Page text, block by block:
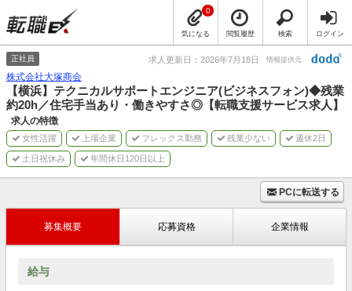
気になる
0
閲覧履歴 検索 ログイン
正社員 求人更新日：2026年7月18日 情報提供元
株式会社大塚商会
【横浜】テクニカルサポートエンジニア(ビジネスフォン)◆残業
約20h／住宅手当あり・働きやすさ◎【転職支援サービス求人】
求人の特徴
女性活躍 上場企業 フレックス勤務 残業少ない 週休2日
土日祝休み 年間休日120日以上
PCに転送する
募集概要 応募資格 企業情報
給与